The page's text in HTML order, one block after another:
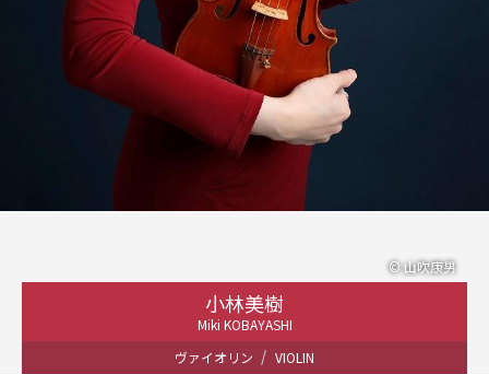
小林美樹
Miki KOBAYASHI
ヴァイオリン
VIOLIN
© 山吹康男